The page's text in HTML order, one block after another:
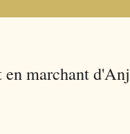
en marchant